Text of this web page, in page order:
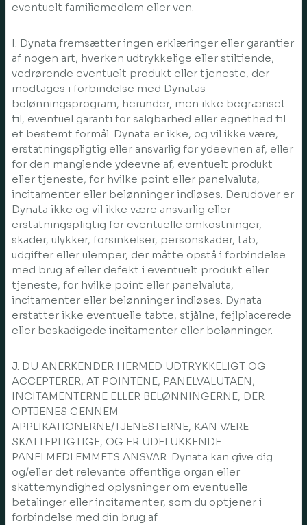
eventuelt familiemedlem eller ven.
I. Dynata fremsætter ingen erklæringer eller garantier
af nogen art, hverken udtrykkelige eller stiltiende,
vedrørende eventuelt produkt eller tjeneste, der
modtages i forbindelse med Dynatas
belønningsprogram, herunder, men ikke begrænset
til, eventuel garanti for salgbarhed eller egnethed til
et bestemt formål. Dynata er ikke, og vil ikke være,
erstatningspligtig eller ansvarlig for ydeevnen af, eller
for den manglende ydeevne af, eventuelt produkt
eller tjeneste, for hvilke point eller panelvaluta,
incitamenter eller belønninger indløses. Derudover er
Dynata ikke og vil ikke være ansvarlig eller
erstatningspligtig for eventuelle omkostninger,
skader, ulykker, forsinkelser, personskader, tab,
udgifter eller ulemper, der måtte opstå i forbindelse
med brug af eller defekt i eventuelt produkt eller
tjeneste, for hvilke point eller panelvaluta,
incitamenter eller belønninger indløses. Dynata
erstatter ikke eventuelle tabte, stjålne, fejlplacerede
eller beskadigede incitamenter eller belønninger.
J. DU ANERKENDER HERMED UDTRYKKELIGT OG
ACCEPTERER, AT POINTENE, PANELVALUTAEN,
INCITAMENTERNE ELLER BELØNNINGERNE, DER
OPTJENES GENNEM
APPLIKATIONERNE/TJENESTERNE, KAN VÆRE
SKATTEPLIGTIGE, OG ER UDELUKKENDE
PANELMEDLEMMETS ANSVAR. Dynata kan give dig
og/eller det relevante offentlige organ eller
skattemyndighed oplysninger om eventuelle
betalinger eller incitamenter, som du optjener i
forbindelse med din brug af